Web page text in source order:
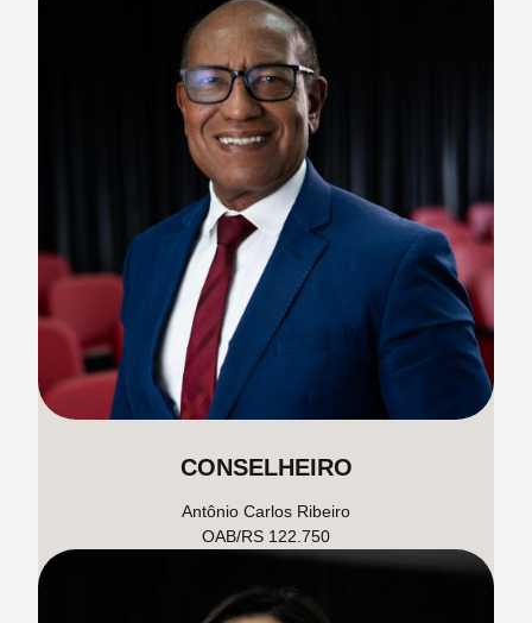
CONSELHEIRO
Antônio Carlos Ribeiro
OAB/RS 122.750